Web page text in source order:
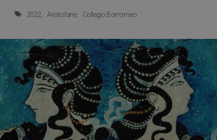
2022 Aristofane Collegio Borromeo